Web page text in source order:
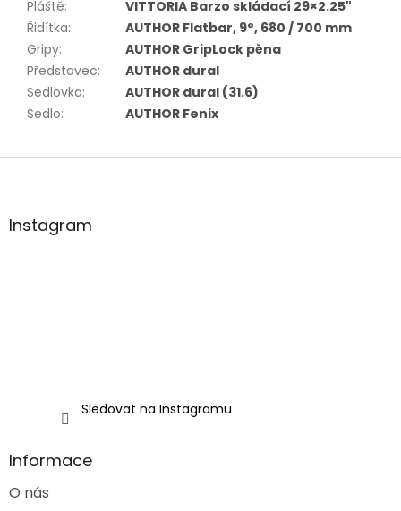
Pláště:
VITTORIA Barzo skládací 29×2.25"
Řidítka:
AUTHOR Flatbar, 9°, 680 / 700 mm
Gripy:
AUTHOR GripLock pěna
Představec:
AUTHOR dural
Sedlovka:
AUTHOR dural (31.6)
Sedlo: AUTHOR Fenix
Z
aInstagram
Sledovat na Instagramu
Informace
O nás